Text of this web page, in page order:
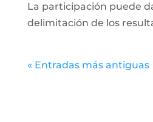
La participación puede
delimitación de los
« Entradas más antiguas